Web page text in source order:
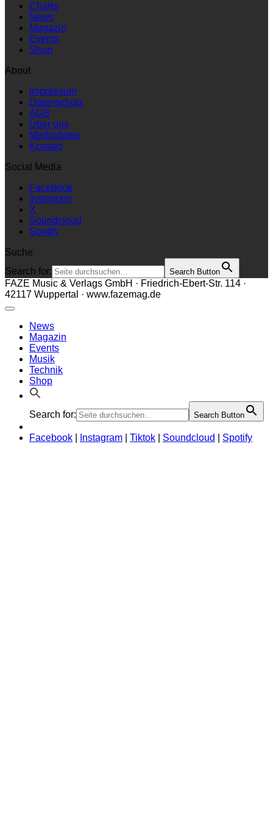
Charts
News
Magazin
Events
Shop
About
Impressum
Datenschutz
AGB
Über uns
Mediadaten
Kontakt
Social Media
Facebook
Instagram
X
Soundcloud
Spotify
Suche
Search for:
Search Button
FAZE Music & Verlags GmbH · Friedrich-Ebert-Str. 114 ·
42117 Wuppertal · www.fazemag.de
News
Magazin
Events
Musik
Technik
Shop
Search for: Search Button
Facebook Instagram Tiktok Soundcloud Spotify